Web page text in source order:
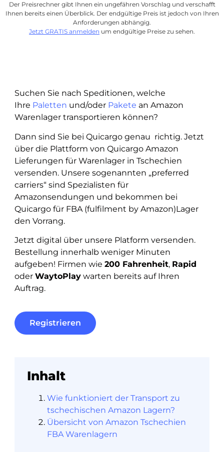
Der Preisrechner gibt Ihnen ein ungefähren Vorschlag und verschafft
Ihnen bereits einen Überblick. Der endgültige Preis ist jedoch von Ihren
Anforderungen abhängig.
Jetzt GRATIS anmelden um endgültige Preise zu sehen.
Suchen Sie nach Speditionen, welche
Ihre Paletten und/oder Pakete an Amazon
Warenlager transportieren können?
Dann sind Sie bei Quicargo genau richtig. Jetzt
über die Plattform von Quicargo Amazon
Lieferungen für Warenlager in Tschechien
versenden. Unsere sogenannten „preferred
carriers“ sind Spezialisten für
Amazonsendungen und bekommen bei
Quicargo für FBA (fulfilment by Amazon)Lager
den Vorrang.
Jetzt digital über unsere Platform versenden.
Bestellung innerhalb weniger Minuten
aufgeben! Firmen wie200 Fahrenheit, Rapid
oderWaytoPlay warten bereits auf Ihren
Auftrag.
Registrieren
Inhalt
Wie funktioniert der Transport zu
tschechischen Amazon Lagern?
Übersicht von Amazon Tschechien
FBA Warenlagern